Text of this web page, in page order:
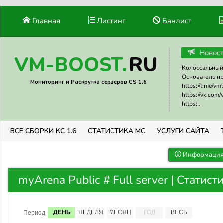
Главная Листинг Банлист
VM-BOOST.RU
Мониторинг и Раскрутка серверов CS 1.6
Основатель
https://t.me/
https://vk.com/
https:..
ВСЕ СБОРКИ КС 1.6 СТАТИСТИКА МС УСЛУГИ САЙТА
myArena Public # Full server |
Период ДЕНЬ НЕДЕЛЯ МЕСЯЦ ГОД ВЕСЬ